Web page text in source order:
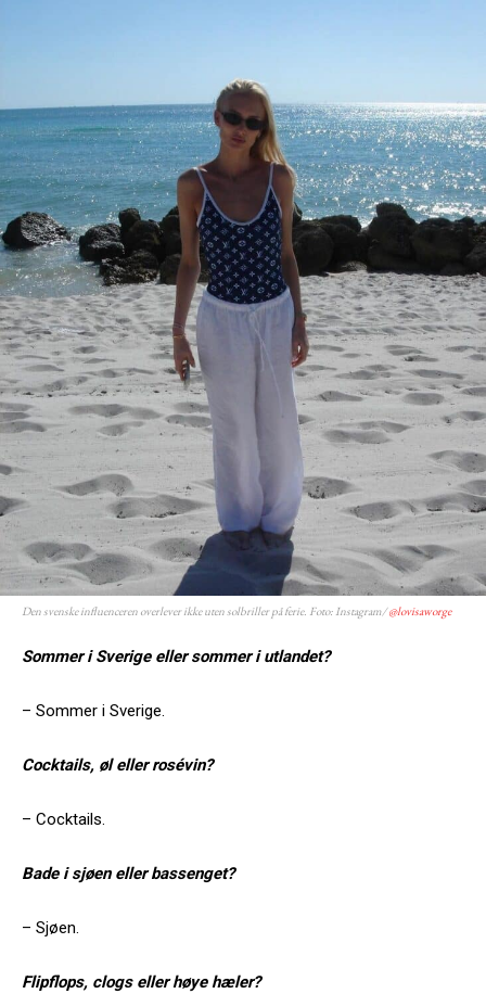
Den svenske influenceren overlever ikke uten solbriller på ferie. Foto: Instagram/@lovisaworge
Sommer i Sverige eller sommer i utlandet?
– Sommer i Sverige.
Cocktails, øl eller rosévin?
– Cocktails.
Bade i sjøen eller bassenget?
– Sjøen.
Flipflops, clogs eller høye hæler?